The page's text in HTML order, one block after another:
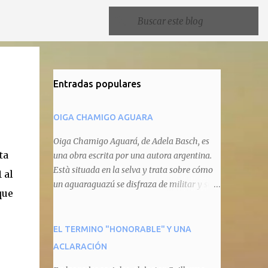
al
Entradas populares
OIGA CHAMIGO AGUARA
Oiga Chamigo Aguará, de Adela Basch, es
una obra escrita por una autora argentina.
Està situada en la selva y trata sobre cómo
un aguaraguazú se disfraza de militar y se
animal que pretenda circular por ahí. En
primera instancia aparece Teteu, el tero,
EL TERMINO "HONORABLE" Y UNA
ACLARACIÓN